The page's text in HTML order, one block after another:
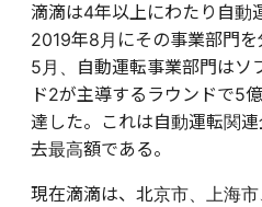
滴滴は4年以上にわたり自動
2019年8月にその事業部門を
5月、自動運転事業部門はソ
ド2が主導するラウンドで5
達した。これは自動運転関
去最高額である。
現在滴滴は、北京市、上海